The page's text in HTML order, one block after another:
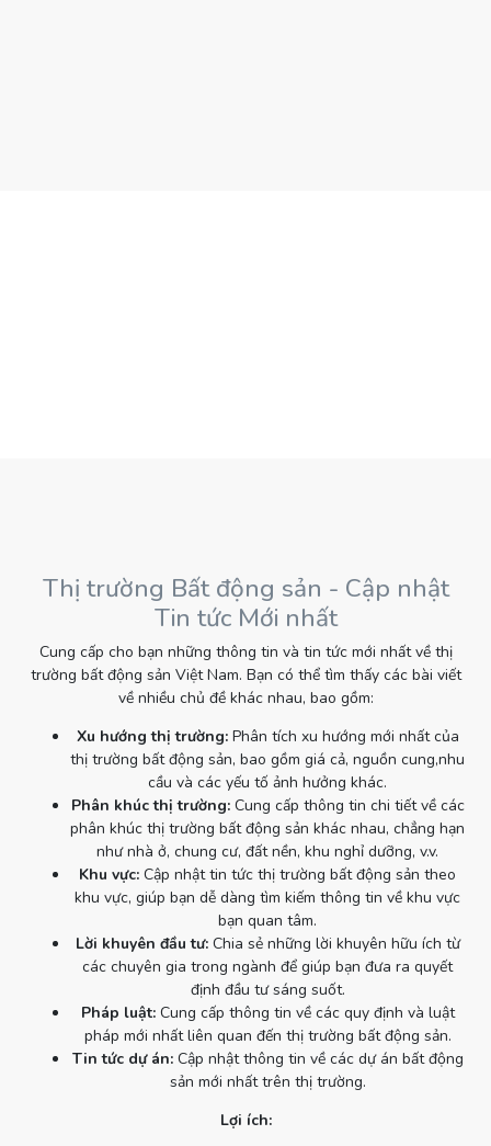
Thị trường Bất động sản - Cập nhật
Tin tức Mới nhất
Cung cấp cho bạn những thông tin và tin tức mới nhất về thị
trường bất động sản Việt Nam. Bạn có thể tìm thấy các bài viết
về nhiều chủ đề khác nhau, bao gồm:
Xu hướng thị trường:Phân tích xu hướng mới nhất của
thị trường bất động sản, bao gồm giá cả, nguồn cung,nhu
cầu và các yếu tố ảnh hưởng khác.
Phân khúc thị trường:Cung cấp thông tin chi tiết về các
phân khúc thị trường bất động sản khác nhau, chẳng hạn
như nhà ở, chung cư, đất nền, khu nghỉ dưỡng, v.v.
Khu vực: Cập nhật tin tức thị trường bất động sản theo
khu vực, giúp bạn dễ dàng tìm kiếm thông tin về khu vực
bạn quan tâm.
Lời khuyên đầu tư:Chia sẻ những lời khuyên hữu ích từ
các chuyên gia trong ngành để giúp bạn đưa ra quyết
định đầu tư sáng suốt.
Pháp luật:Cung cấp thông tin về các quy định và luật
pháp mới nhất liên quan đến thị trường bất động sản.
Tin tức dự án:Cập nhật thông tin về các dự án bất động
sản mới nhất trên thị trường.
Lợi ích: